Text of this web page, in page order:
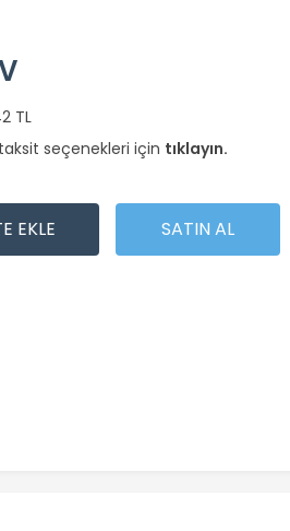
TL
seçenekleri için tıklayın.